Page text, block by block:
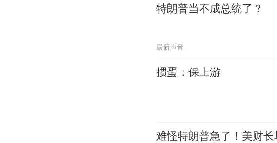
特朗普当不成总统了？
最新声音
掼蛋：保上游
难怪特朗普急了！美财